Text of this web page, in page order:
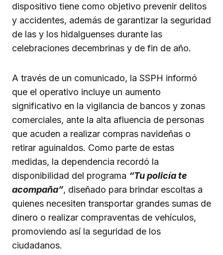
dispositivo tiene como objetivo prevenir delitos
y accidentes, además de garantizar la seguridad
de las y los hidalguenses durante las
celebraciones decembrinas y de fin de año.
A través de un comunicado, la SSPH informó
que el operativo incluye un aumento
significativo en la vigilancia de bancos y zonas
comerciales, ante la alta afluencia de personas
que acuden a realizar compras navideñas o
retirar aguinaldos. Como parte de estas
medidas, la dependencia recordó la
disponibilidad del programa “Tu policía te
acompaña”, diseñado para brindar escoltas a
quienes necesiten transportar grandes sumas de
dinero o realizar compraventas de vehículos,
promoviendo así la seguridad de los
ciudadanos.